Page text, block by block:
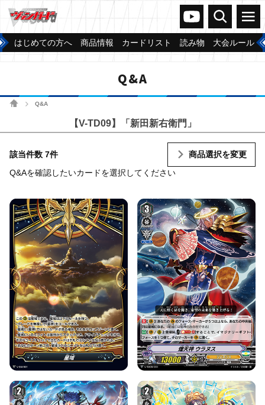
ヴァンガードch
検索 メニュー
はじめての方へ 商品情報 カードリスト 読み物 大会ルール
Q&A
ホームQ&A
【V-TD09】「新田新右衛門」
該当件数 7件
商品選択を変更
Q&Aを確認したいカードを選択してください